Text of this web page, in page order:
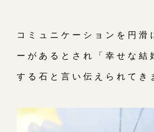
コミュニケーションを円滑
ーがあるとされ「幸せな結
する石と言い伝えられてき